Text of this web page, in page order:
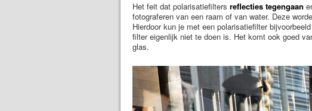
Het feit dat polarisatiefilters reflecties tegengaan
fotograferen van een raam of van water. Deze
Hierdoor kun je met een polarisatiefilter
filter eigenlijk niet te doen is. Het komt ook goed
glas.